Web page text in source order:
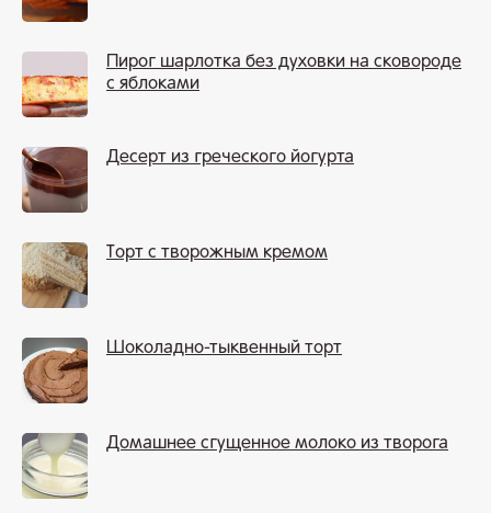
Пирог шарлотка без духовки на сковороде
с яблоками
Десерт из греческого йогурта
Торт с творожным кремом
Шоколадно-тыквенный торт
Домашнее сгущенное молоко из творога